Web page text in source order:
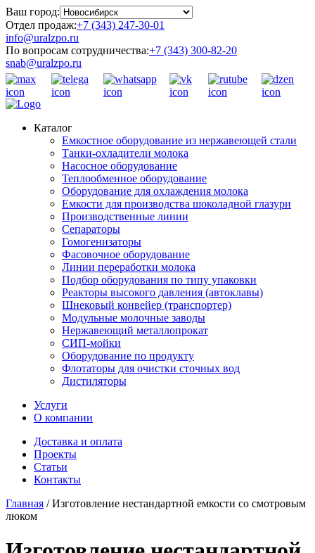
Ваш город:
Отдел продаж:+7 (343) 247-30-01
info@uralzpo.ru
По вопросам сотрудничества:+7 (343) 300-82-20
snab@uralzpo.ru
Каталог
Емкостное оборудование из нержавеющей стали
Танки-охладители молока
Насосное оборудование
Теплообменное оборудование
Оборудование для охлаждения молока
Емкости для производства шоколадной глазури
Производственные линии
Сепараторы
Гомогенизаторы
Фасовочное оборудование
Линии переработки молока
Подбор оборудования по типу упаковки
Реакторы высокого давления (автоклавы)
Шнековый конвейер (транспортер)
Модульные молочные заводы
Нержавеющий металлопрокат
СИП-мойки
Оборудование по продукту
Флотаторы для очистки сточных вод
Дистиляторы
Услуги
О компании
Доставка и оплата
Проекты
Статьи
Контакты
Главная /Изготовление нестандартной емкости со смотровым
люком